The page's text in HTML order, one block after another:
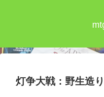
灯争大戦：野生造